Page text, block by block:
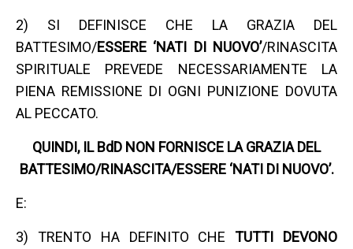
2) SI DEFINISCE CHE LA GRAZIA DEL
BATTESIMO/ESSERE ‘NATI DI NUOVO’/RINASCITA
SPIRITUALE PREVEDE NECESSARIAMENTE LA
PIENA REMISSIONE DI OGNI PUNIZIONE DOVUTA
AL PECCATO.
QUINDI, IL BdD NON FORNISCE LA GRAZIA DEL
BATTESIMO/RINASCITA/ESSERE ‘NATI DI NUOVO’.
E:
3) TRENTO HA DEFINITO CHE TUTTI DEVONO